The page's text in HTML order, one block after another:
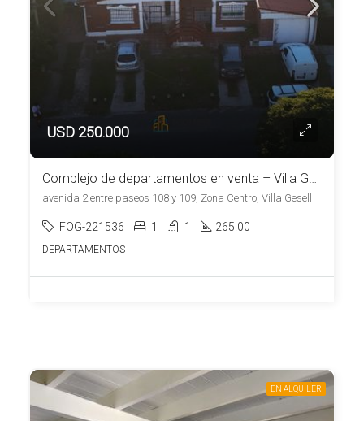
USD 250.000
Complejo de departamentos en venta – Villa Gesell Zona Centro
avenida 2 entre paseos 108 y 109, Zona Centro, Villa Gesell
FOG-221536 1 1 265.00
DEPARTAMENTOS
EN ALQUILER